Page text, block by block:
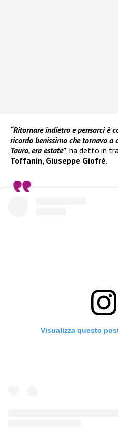
“Ritornare indietro e pensarci è
ricordo benissimo che tornavo a
Tauro, era estate”, ha detto in
Toffanin, Giuseppe Giofrè.
Visualizza questo